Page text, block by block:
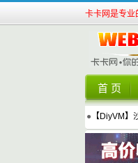
卡卡网是专业
首 页
● 【DiyVM